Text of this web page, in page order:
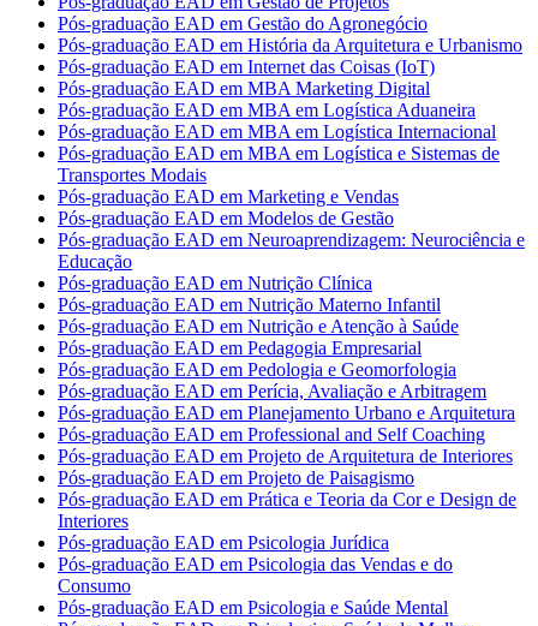
Pós-graduação EAD em Gestão do Agronegócio
Pós-graduação EAD em História da Arquitetura e Urbanismo
Pós-graduação EAD em Internet das Coisas (IoT)
Pós-graduação EAD em MBA Marketing Digital
Pós-graduação EAD em MBA em Logística Aduaneira
Pós-graduação EAD em MBA em Logística Internacional
Pós-graduação EAD em MBA em Logística e Sistemas de
Transportes Modais
Pós-graduação EAD em Marketing e Vendas
Pós-graduação EAD em Modelos de Gestão
Pós-graduação EAD em Neuroaprendizagem: Neurociência e
Educação
Pós-graduação EAD em Nutrição Clínica
Pós-graduação EAD em Nutrição Materno Infantil
Pós-graduação EAD em Nutrição e Atenção à Saúde
Pós-graduação EAD em Pedagogia Empresarial
Pós-graduação EAD em Pedologia e Geomorfologia
Pós-graduação EAD em Perícia, Avaliação e Arbitragem
Pós-graduação EAD em Planejamento Urbano e Arquitetura
Pós-graduação EAD em Professional and Self Coaching
Pós-graduação EAD em Projeto de Arquitetura de Interiores
Pós-graduação EAD em Projeto de Paisagismo
Pós-graduação EAD em Prática e Teoria da Cor e Design de
Interiores
Pós-graduação EAD em Psicologia Jurídica
Pós-graduação EAD em Psicologia das Vendas e do
Consumo
Pós-graduação EAD em Psicologia e Saúde Mental